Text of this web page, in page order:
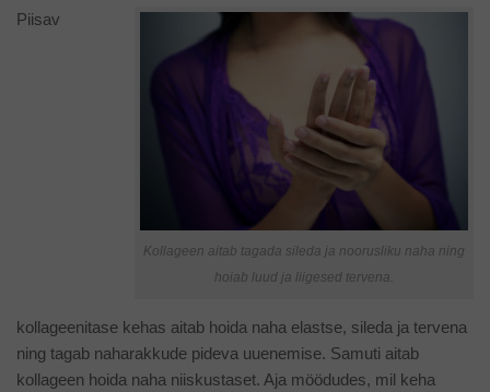
Kollageen aitab tagada sileda ja noorusliku naha ning
hoiab luud ja liigesed tervena.
Piisav
kollageenitase kehas aitab hoida naha elastse, sileda ja tervena
ning tagab naharakkude pideva uuenemise. Samuti aitab
kollageen hoida naha niiskustaset. Aja möödudes, mil keha